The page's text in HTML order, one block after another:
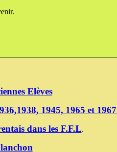
Elèves
1945, 1965 et 1967
dans les F.F.L.